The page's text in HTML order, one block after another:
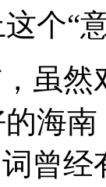
个“
虽
海
曾